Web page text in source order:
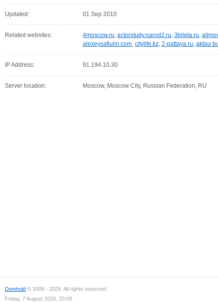
Updated: 01 Sep 2010
Related websites: 4moscow.ru, actorstudy.narod2.ru, 3bileta.ru,
alexeysafiulin.com, citylife.kz, 2-pattaya.ru, aktau-
IP Address: 91.194.10.30
Server location: Moscow, Moscow City, Russian Federation, RU
Domhold © 2009 - 2026. All rights reserved.
Friday, 7 August 2026, 20:09